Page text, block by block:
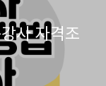
사 자격조